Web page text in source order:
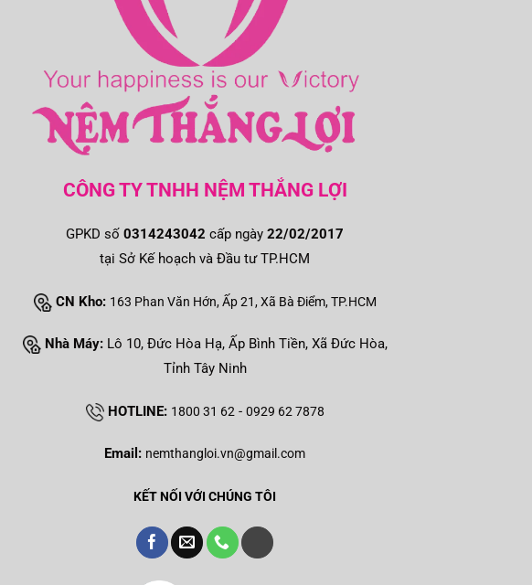
CÔNG TY TNHH NỆM THẮNG LỢI
GPKD số 0314243042 cấp ngày 22/02/2017
tại Sở Kế hoạch và Đầu tư TP.HCM
CN Kho: 163 Phan Văn Hớn, Ấp 21, Xã Bà Điểm, TP.HCM
Nhà Máy:Lô 10, Đức Hòa Hạ, Ấp Bình Tiền, Xã Đức Hòa,
Tỉnh Tây Ninh
HOTLINE: 1800 31 62- 0929 62 7878
Email: nemthangloi.vn@gmail.com
KẾT NỐI VỚI CHÚNG TÔI